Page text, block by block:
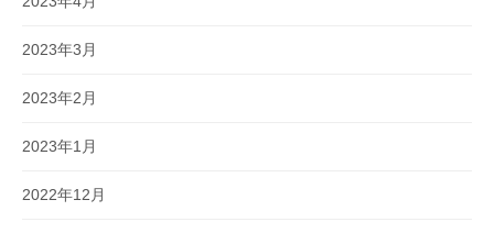
2023年3月
2023年2月
2023年1月
2022年12月